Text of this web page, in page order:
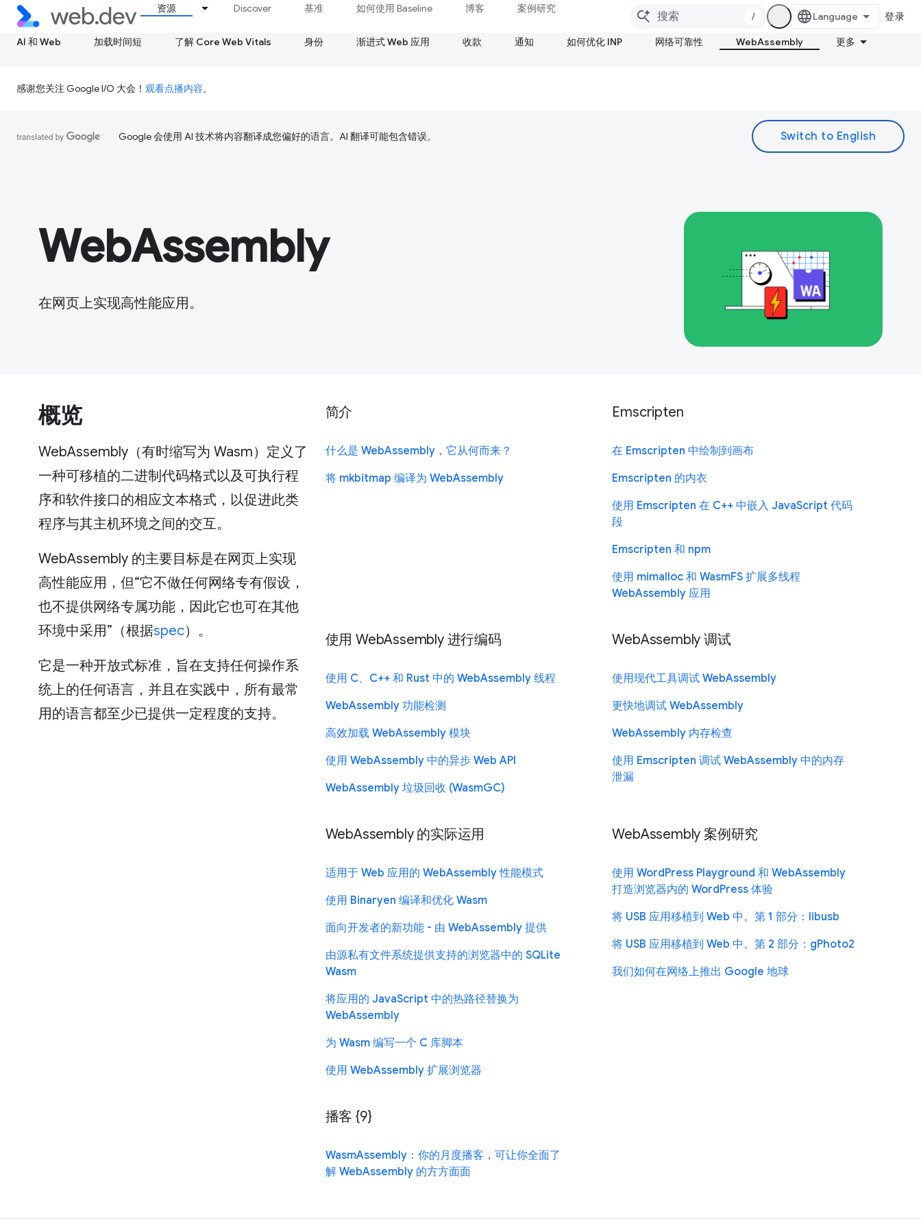
资源 Discover 基准 如何使用 Baseline 博客 案例研究
/ 登录
AI 和 Web 加载时间短 了解 Core Web Vitals 身份 渐进式 Web 应用 收款 通知 如何优化 INP 网络可靠性 WebAssembly 更多
感谢您关注 Google I/O 大会！ 观看点播内容。
Google 会使用 AI 技术将内容翻译成您偏好的语言。AI 翻译可能包含错误。
WebAssembly
在网页上实现高性能应用。
概览
WebAssembly（有时缩写为 Wasm）定义了
一种可移植的二进制代码格式以及可执行程
序和软件接口的相应文本格式，以促进此类
程序与其主机环境之间的交互。
WebAssembly 的主要目标是在网页上实现
高性能应用，但“它不做任何网络专有假设，
也不提供网络专属功能，因此它也可在其他
环境中采用”（根据spec）。
它是一种开放式标准，旨在支持任何操作系
统上的任何语言，并且在实践中，所有最常
用的语言都至少已提供一定程度的支持。
简介
什么是 WebAssembly，它从何而来？
将 mkbitmap 编译为 WebAssembly
Emscripten
在 Emscripten 中绘制到画布
Emscripten 的内衣
使用 Emscripten 在 C++ 中嵌入 JavaScript 代码
段
Emscripten 和 npm
使用 mimalloc 和 WasmFS 扩展多线程
WebAssembly 应用
使用 WebAssembly 进行编码
使用 C、C++ 和 Rust 中的 WebAssembly 线程
WebAssembly 功能检测
高效加载 WebAssembly 模块
使用 WebAssembly 中的异步 Web API
WebAssembly 垃圾回收 (WasmGC)
WebAssembly 调试
使用现代工具调试 WebAssembly
更快地调试 WebAssembly
WebAssembly 内存检查
使用 Emscripten 调试 WebAssembly 中的内存
泄漏
WebAssembly 的实际运用
适用于 Web 应用的 WebAssembly 性能模式
使用 Binaryen 编译和优化 Wasm
面向开发者的新功能 - 由 WebAssembly 提供
由源私有文件系统提供支持的浏览器中的 SQLite
Wasm
将应用的 JavaScript 中的热路径替换为
WebAssembly
为 Wasm 编写一个 C 库脚本
使用 WebAssembly 扩展浏览器
WebAssembly 案例研究
使用 WordPress Playground 和 WebAssembly
打造浏览器内的 WordPress 体验
将 USB 应用移植到 Web 中。第 1 部分：libusb
将 USB 应用移植到 Web 中。第 2 部分：gPhoto2
我们如何在网络上推出 Google 地球
播客 {9}
WasmAssembly：你的月度播客，可让你全面了
解 WebAssembly 的方方面面